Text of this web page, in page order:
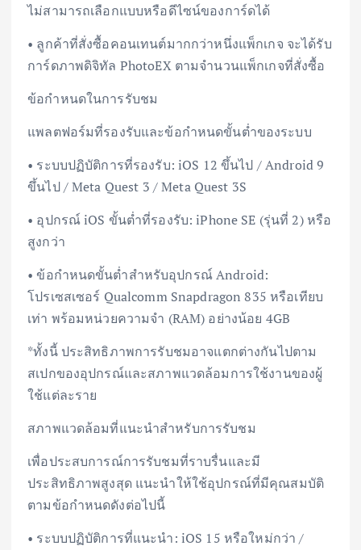
ไม่สามารถเลือกแบบหรือดีไซน์ของการ์ดได้
• ลูกค้าที่สั่งซื้อคอนเทนต์มากกว่าหนึ่งแพ็กเกจ จะได้รับ
การ์ดภาพดิจิทัล PhotoEX ตามจำนวนแพ็กเกจที่สั่งซื้อ
ข้อกำหนดในการรับชม
แพลตฟอร์มที่รองรับและข้อกำหนดขั้นต่ำของระบบ
• ระบบปฏิบัติการที่รองรับ: iOS 12 ขึ้นไป / Android 9
ขึ้นไป / Meta Quest 3 / Meta Quest 3S
• อุปกรณ์ iOS ขั้นต่ำที่รองรับ: iPhone SE (รุ่นที่ 2) หรือ
สูงกว่า
• ข้อกำหนดขั้นต่ำสำหรับอุปกรณ์ Android:
โปรเซสเซอร์ Qualcomm Snapdragon 835 หรือเทียบ
เท่า พร้อมหน่วยความจำ (RAM) อย่างน้อย 4GB
*ทั้งนี้ ประสิทธิภาพการรับชมอาจแตกต่างกันไปตาม
สเปกของอุปกรณ์และสภาพแวดล้อมการใช้งานของผู้
ใช้แต่ละราย
สภาพแวดล้อมที่แนะนำสำหรับการรับชม
เพื่อประสบการณ์การรับชมที่ราบรื่นและมี
ประสิทธิภาพสูงสุด แนะนำให้ใช้อุปกรณ์ที่มีคุณสมบัติ
ตามข้อกำหนดดังต่อไปนี้
• ระบบปฏิบัติการที่แนะนำ: iOS 15 หรือใหม่กว่า /